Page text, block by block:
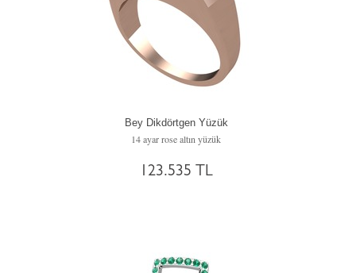
Bey Dikdörtgen Yüzük
14 ayar rose altın yüzük
123.535 TL